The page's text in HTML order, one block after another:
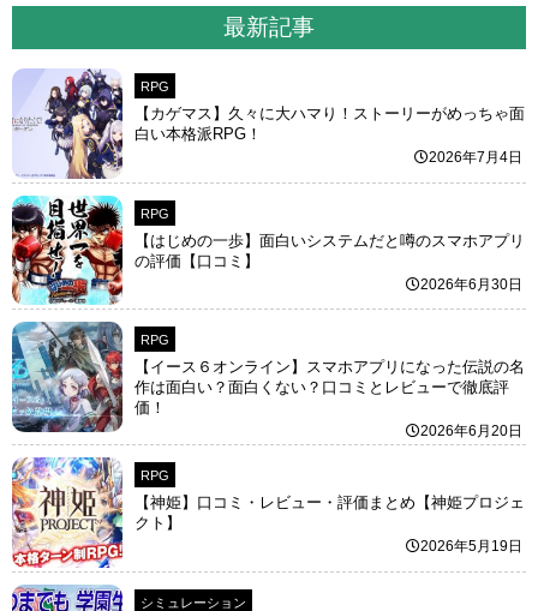
最新記事
RPG
【カゲマス】久々に大ハマり！ストーリーがめっちゃ面
白い本格派RPG！
2026年7月4日
RPG
【はじめの一歩】面白いシステムだと噂のスマホアプリ
の評価【口コミ】
2026年6月30日
RPG
【イース６オンライン】スマホアプリになった伝説の名
作は面白い？面白くない？口コミとレビューで徹底評
価！
2026年6月20日
RPG
【神姫】口コミ・レビュー・評価まとめ【神姫プロジェ
クト】
2026年5月19日
シミュレーション